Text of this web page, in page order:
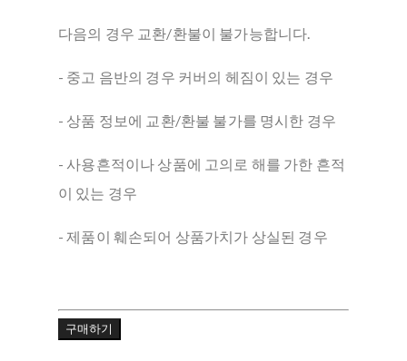
다음의 경우 교환/환불이 불가능합니다.
- 중고 음반의 경우 커버의 헤짐이 있는 경우
- 상품 정보에 교환/환불 불가를 명시한 경우
- 사용흔적이나 상품에 고의로 해를 가한 흔적
이 있는 경우
- 제품이 훼손되어 상품가치가 상실된 경우
구매하기